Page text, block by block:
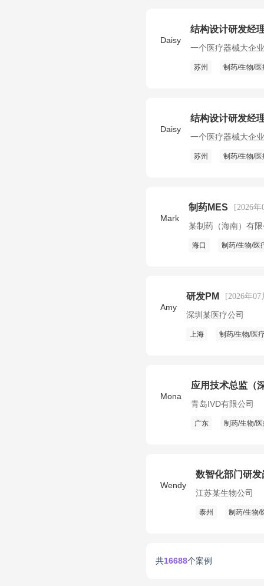
Daisy
结构设计研发经
一个医疗器械大企业
苏州 制药/生物/医
Daisy
结构设计研发经
一个医疗器械大企业
苏州 制药/生物/医
Mark
制药MES [2026
某制药（海南）有
海口 制药/生物/医
Amy
研发PM [2026年
深圳某医疗公司
上海 制药/生物/医
Mona
应用技术总监（
青岛IVD有限公司
广东 制药/生物/
Wendy
数智化部门研发
江苏某生物公司
泰州 制药/生物/
共16688个案例